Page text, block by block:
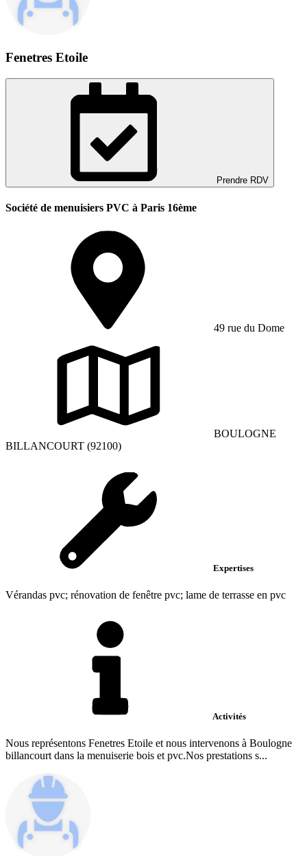
Fenetres Etoile
Prendre RDV
Société de menuisiers PVC à Paris 16ème
49 rue du Dome
BOULOGNE
BILLANCOURT (92100)
Expertises
Vérandas pvc; rénovation de fenêtre pvc; lame de terrasse en pvc
Activités
Nous représentons Fenetres Etoile et nous intervenons à Boulogne
billancourt dans la menuiserie bois et pvc.Nos prestations s...